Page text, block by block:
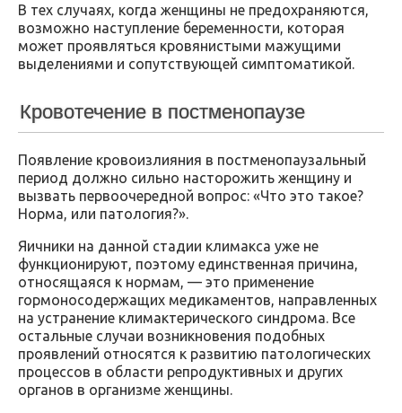
В тех случаях, когда женщины не предохраняются,
возможно наступление беременности, которая
может проявляться кровянистыми мажущими
выделениями и сопутствующей симптоматикой.
Кровотечение в постменопаузе
Появление кровоизлияния в постменопаузальный
период должно сильно насторожить женщину и
вызвать первоочередной вопрос: «Что это такое?
Норма, или патология?».
Яичники на данной стадии климакса уже не
функционируют, поэтому единственная причина,
относящаяся к нормам, — это применение
гормоносодержащих медикаментов, направленных
на устранение климактерического синдрома. Все
остальные случаи возникновения подобных
проявлений относятся к развитию патологических
процессов в области репродуктивных и других
органов в организме женщины.